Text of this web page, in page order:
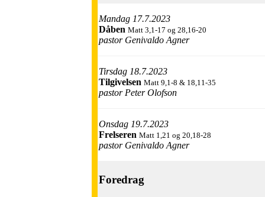
Mandag 17.7.2023
Dåben Matt 3,1-17 og 28,16-20
pastor Genivaldo Agner
Tirsdag 18.7.2023
Tilgivelsen Matt 9,1-8 & 18,11-35
pastor Peter Olofson
Onsdag 19.7.2023
Frelseren Matt 1,21 og 20,18-28
pastor Genivaldo Agner
Foredrag